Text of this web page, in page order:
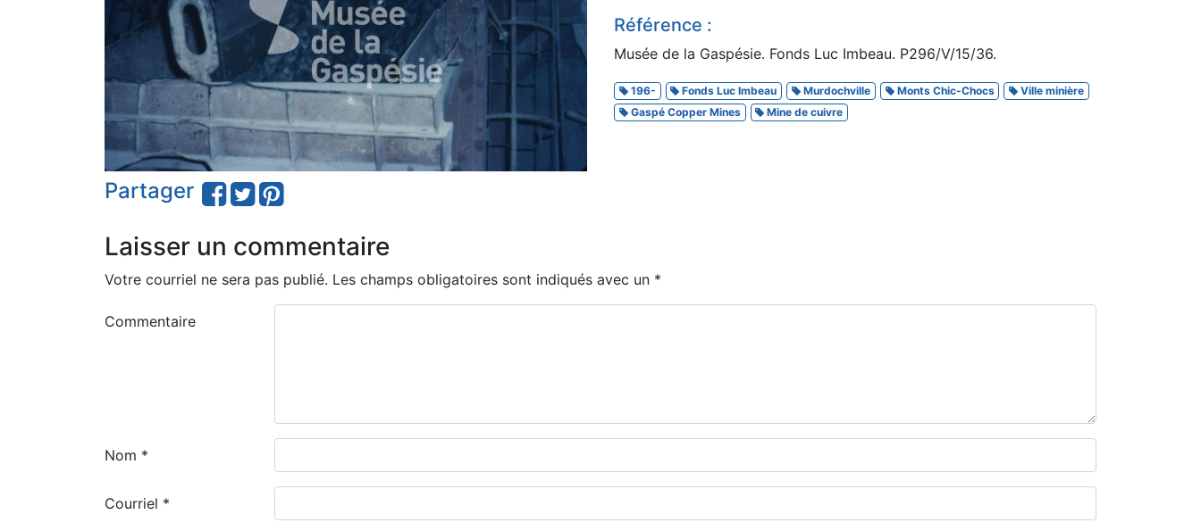
Partager
Référence :
Musée de la Gaspésie. Fonds Luc Imbeau. P296/V/15/36.
196- Fonds Luc Imbeau Murdochville Monts Chic-Chocs
Ville minière
Gaspé Copper Mines
Mine de cuivre
Laisser un commentaire
Votre courriel ne sera pas publié. Les champs obligatoires sont indiqués avec un *
Commentaire
Nom *
Courriel *